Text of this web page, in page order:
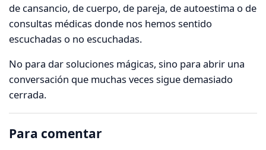
de cansancio, de cuerpo, de pareja, de autoestima o de
consultas médicas donde nos hemos sentido
escuchadas o no escuchadas.
No para dar soluciones mágicas, sino para abrir una
conversación que muchas veces sigue demasiado
cerrada.
Para comentar